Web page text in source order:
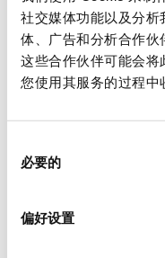
社交媒体功能以及分析
体、广告和分析合作伙
这些合作伙伴可能会将
您使用其服务的过程中
必要的
偏好设置